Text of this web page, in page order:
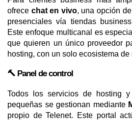
ofrece chat en vivo, una opción
presenciales vía tiendas
Este enfoque multicanal es
que quieren un único proveedor
hosting, con un solo ecosistema de
🔨 Panel de control
Todos los servicios de hosting
pequeñas se gestionan mediante
propio de Telenet. Este portal